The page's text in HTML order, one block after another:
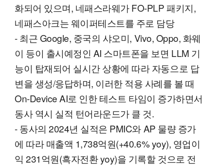
화되어 있으며, 네패스라웨가 FO-PLP 패키지,
네패스아크는 웨이퍼테스트를 주로 담당
- 최근 Google, 중국의 샤오미, Vivo, Oppo, 화웨
이 등이 출시예정인 AI 스마트폰을 보면 LLM 기
능이 탑재되어 실시간 상황에 따라 자동으로 답
변을 생성/응답하며, 이러한 적용 사례를 볼 때
On-Device AI로 인한 테스트 타임이 증가하면서
동사 역시 실적 턴어라운드가 클 것.
- 동사의 2024년 실적은 PMIC와 AP 물량 증가
에 따라 매출액 1,738억원(+40.6% yoy), 영업이
익 231억원(흑자전환 yoy)을 기록할 것으로 전